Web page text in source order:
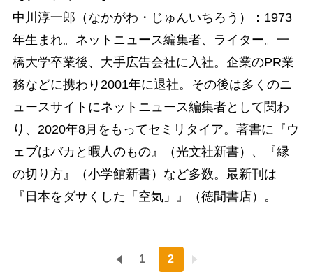
中川淳一郎（なかがわ・じゅんいちろう）：1973
年生まれ。ネットニュース編集者、ライター。一
橋大学卒業後、大手広告会社に入社。企業のPR業
務などに携わり2001年に退社。その後は多くのニ
ュースサイトにネットニュース編集者として関わ
り、2020年8月をもってセミリタイア。著書に『ウ
ェブはバカと暇人のもの』（光文社新書）、『縁
の切り方』（小学館新書）など多数。最新刊は
『日本をダサくした「空気」』（徳間書店）。
1 2